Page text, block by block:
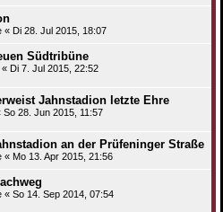
« Di 28. Jul 2015, 18:07
Südtribüne
« Di 7. Jul 2015, 22:52
Jahnstadion letzte Ehre
So 28. Jun 2015, 11:57
an der Prüfeninger Straße
« Mo 13. Apr 2015, 21:56
« So 14. Sep 2014, 07:54